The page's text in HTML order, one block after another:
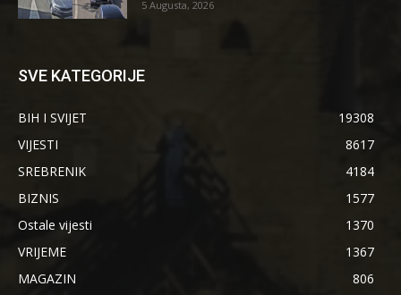
5 Augusta, 2026
SVE KATEGORIJE
BIH I SVIJET
19308
VIJESTI
8617
SREBRENIK
4184
BIZNIS
1577
Ostale vijesti
1370
VRIJEME
1367
MAGAZIN
806